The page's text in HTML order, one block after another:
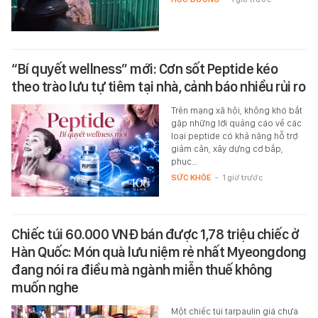
“Bí quyết wellness” mới: Cơn sốt Peptide kéo
theo trào lưu tự tiêm tại nhà, cảnh báo nhiều rủi ro
Trên mạng xã hội, không khó bắt
gặp những lời quảng cáo về các
loại peptide có khả năng hỗ trợ
giảm cân, xây dựng cơ bắp,
phục…
SỨC KHỎE - 1 giờ trước
Chiếc túi 60.000 VNĐ bán được 1,78 triệu chiếc ở
Hàn Quốc: Món quà lưu niệm rẻ nhất Myeongdong
đang nói ra điều mà ngành miễn thuế không
muốn nghe
Một chiếc túi tarpaulin giá chưa